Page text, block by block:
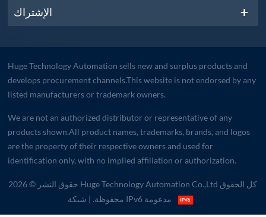
الإشتراك
Huge Technology Automation sells new and surplus products and
develops procurement channels.This website is not endorsed by any
listed manufacturers or trademark owners.
We are not an authorized distributor or representative of any
products shown.All product names, trademarks, brands, and logos
are the property of their respective owners and used for
identification only, with no implied affiliation or authorization.
حقوق النشر © 2026 Huge Technology Automation Co.,Ltd كل الحقوق
محفوظة.